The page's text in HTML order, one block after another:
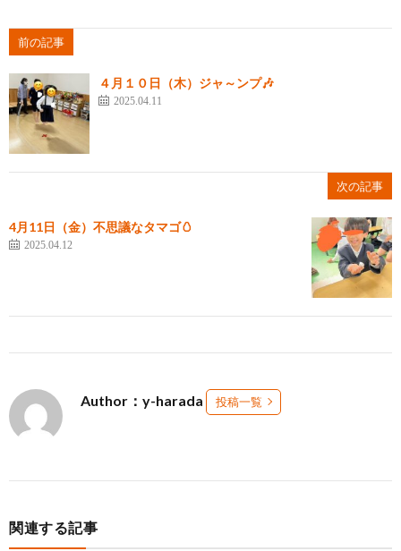
前の記事
４月１０日（木）ジャ～ンプ🎶
2025.04.11
次の記事
4月11日（金）不思議なタマゴ🥚
2025.04.12
Author：y-harada 投稿一覧
関連する記事